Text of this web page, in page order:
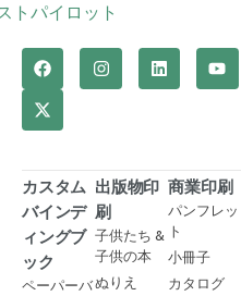
トパイロット
カスタム
バインデ
ィングブ
ック
ペーパーバ
出版物印
刷
子供たち &
子供の本
ぬりえ
商業印刷
パンフレッ
ト
小冊子
カタログ